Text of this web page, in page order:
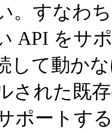
。すなわ
API をサ
して動か
された既
ポートす